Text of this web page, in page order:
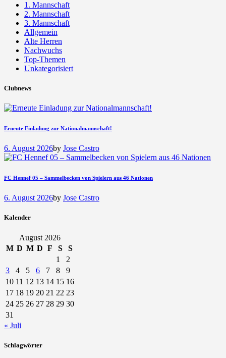
1. Mannschaft
2. Mannschaft
3. Mannschaft
Allgemein
Alte Herren
Nachwuchs
Top-Themen
Unkategorisiert
Clubnews
Erneute Einladung zur Nationalmannschaft!
6. August 2026by Jose Castro
FC Hennef 05 – Sammelbecken von Spielern aus 46 Nationen
6. August 2026by Jose Castro
Kalender
August 2026
M D M D F S
S
1
2
3
4 5 6 7 8
9
10 11 12 13 14 15 16
17 18 19 20 21 22 23
24 25 26 27 28 29 30
31
« Juli
Schlagwörter